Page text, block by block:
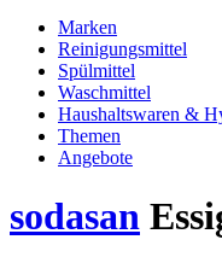
Marken
Reinigungsmittel
Spülmittel
Waschmittel
Haushaltswaren &
Themen
Angebote
sodasan